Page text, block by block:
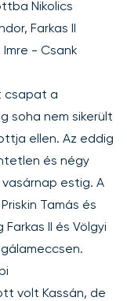
Nikolics
Farkas II
Imre - Csank
csapat a
soha nem sikerült
ellen. Az eddig
és négy
estig. A
Tamás és
II és Völgyi
volt Kassán, de